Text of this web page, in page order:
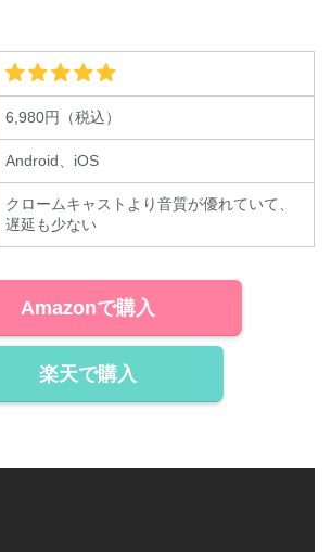
6,980円（税込）
Android、iOS
クロームキャストより音質が優れていて、
遅延も少ない
Amazonで購入
楽天で購入